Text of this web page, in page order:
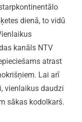
dienā, to vidū
kanāls NTV
atrast
Lai arī
vienlaikus daudzi
sākas kodolkarš.